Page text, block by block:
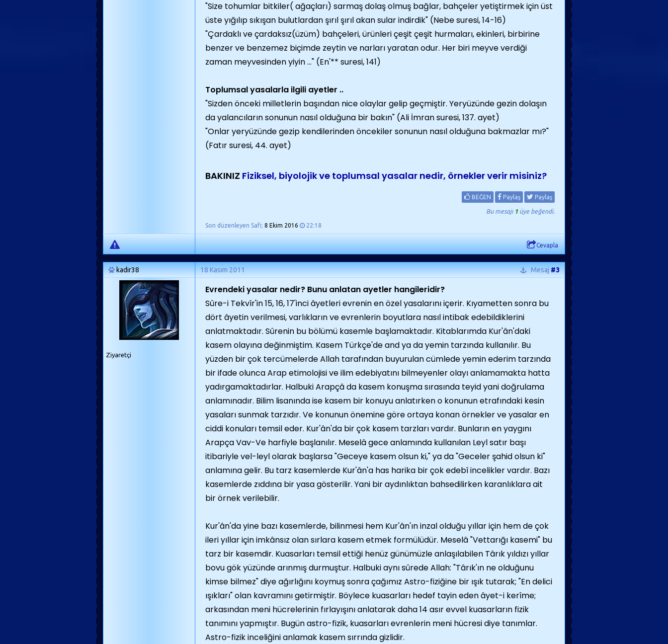
"Size tohumlar bitkiler( ağaçları) sarmaş dolaş olmuş bağlar, bahçeler yetiştirmek için üst
üste yığılıp sıkışan bulutlardan şırıl şırıl akan sular indirdik" (Nebe suresi, 14-16)
"Çardaklı ve çardaksız(üzüm) bahçeleri, ürünleri çeşit çeşit hurmaları, ekinleri, birbirine
benzer ve benzemez biçimde zeytin ve narları yaratan odur. Her biri meyve verdiği
zaman meyvesinden yiyin ..." (En'** suresi, 141)
Toplumsal yasalarla ilgili ayetler ..
"Sizden önceki milletlerin başından nice olaylar gelip geçmiştir. Yeryüzünde gezin dolaşın
da yalancıların sonunun nasıl olduğuna bir bakın" (Ali İmran suresi, 137. ayet)
"Onlar yeryüzünde gezip kendilerinden öncekiler sonunun nasıl olduğuna bakmazlar mı?"
(Fatır suresi, 44. ayet)
BAKINIZ Fiziksel, biyolojik ve toplumsal yasalar nedir, örnekler verir misiniz?
BEĞEN Paylaş Paylaş
Bu mesajı 1üye beğendi.
Son düzenleyen Safi; 8 Ekim 2016 22:18
Cevapla
kadir38 18 Kasım 2011 Mesaj#3
Ziyaretçi
Evrendeki yasalar nedir? Bunu anlatan ayetler hangileridir?
Sûre-i Tekvîr'in 15, 16, 17'inci âyetleri evrenin en özel yasalarını içerir. Kıyametten sonra bu
dört âyetin verilmesi, varlıkların ve evrenlerin boyutlara nasıl intibak edebildiklerini
anlatmaktadır. Sûrenin bu bölümü kasemle başlamaktadır. Kitablarımda Kur'ân'daki
kasem olayına değinmiştim. Kasem Türkçe'de and ya da yemin tarzında kullanılır. Bu
yüzden bir çok tercümelerde Allah tarafından buyurulan cümlede yemin ederim tarzında
bir ifade olunca Arap etimolojisi ve ilim edebiyatını bilmeyenler olayı anlamamakta hatta
yadırgamaktadırlar. Halbuki Arapçâ da kasem konuşma sırasında teyid yani doğrulama
anlamınadır. Bilim lisanında ise kasem bir konuyu anlatırken o konunun etrafındaki kesin
yasaları sunmak tarzıdır. Ve konunun önemine göre ortaya konan örnekler ve yasalar en
ciddi konuları temsil eder. Kur'ân'da bir çok kasem tarzları vardır. Bunların en yaygını
Arapça Vav-Ve harfiyle başlanılır. Meselâ gece anlamında kullanılan Leyl satır başı
itibariyle vel-leyl olarak başlarsa "Geceye kasem olsun ki," ya da "Geceler şahid olsun ki"
anlamına gelir. Bu tarz kasemlerde Kur'ân'a has harika bir çok edebî incelikler vardır. Bazı
kasemlerde zıddına bir yasa gösterilir. Yani bir aydınlıktan bahsedilirken karanlıklara ait
bir örnek verilebilir.
Kur'ân'da yine bazı kasemlerde, bilinmesi hem Kur'ân'ın inzal olduğu yıllar için hem de çok
ileri yıllar için imkânsız olan sırlara kasem etmek formülüdür. Meselâ "Vettarığı kasemi" bu
tarz bir kasemdir. Kuasarları temsil ettiği henüz günümüzle anlaşılabilen Târık yıldızı yıllar
bovu gök yüzünde arınmış durmuştur. Halbuki aynı sûrede Allah: "Târık'ın ne olduğunu
kimse bilmez" diye ağırlığını koymuş sonra çağımız Astro-fiziğine bir ışık tutarak; "En delici
ışıkları" olan kavramını getirmiştir. Böylece kuasarları hedef tayin eden âyet-i kerîme;
arkasından meni hücrelerinin fırlayışını anlatarak daha 14 asır evvel kuasarların fizik
tanımını yapmıştır. Bugün astro-fizik, kuasarları evrenlerin meni hücresi diye tanımlar.
Astro-fizik inceliğini anlamak kasem sırrında gizlidir.